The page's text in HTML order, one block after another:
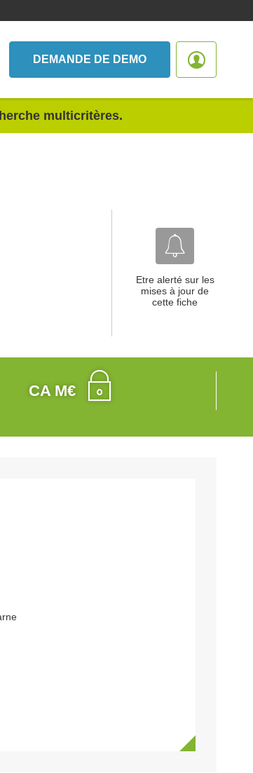
DEMANDE DE DEMO
multicritères.
Etre alerté sur les
mises à jour de
cette fiche
CA M€